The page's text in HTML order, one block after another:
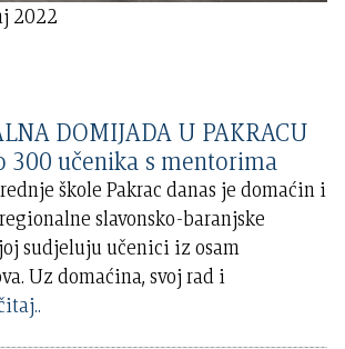
2022
DOMIJADA U PAKRACU
300 učenika s mentorima
škole Pakrac danas je domaćin i
slavonsko-baranjske
sudjeluju učenici iz osam
Uz domaćina, svoj rad i